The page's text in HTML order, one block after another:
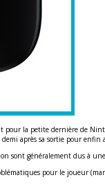
la petite dernière de
après sa sortie pour enfin
sont généralement dus à
pour le joueur